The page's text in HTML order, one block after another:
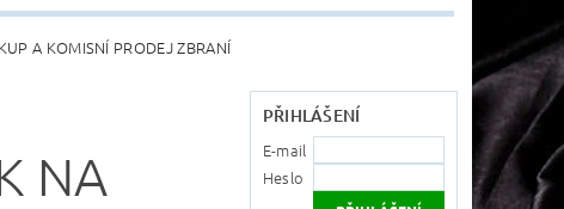
A KOMISNÍ PRODEJ ZBRANÍ
NA
PŘIHLÁŠENÍ
E-mail
Heslo